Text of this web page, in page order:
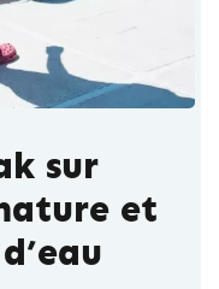
sur
et